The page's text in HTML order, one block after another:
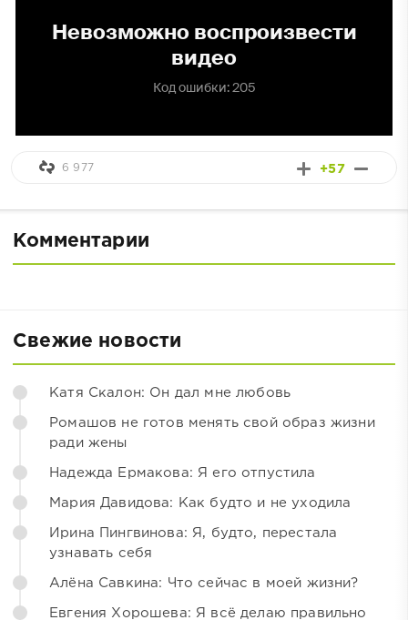
+57
6 977
Комментарии
Свежие новости
Катя Скалон: Он дал мне любовь
Ромашов не готов менять свой образ жизни
ради жены
Надежда Ермакова: Я его отпустила
Мария Давидова: Как будто и не уходила
Ирина Пингвинова: Я, будто, перестала
узнавать себя
Алёна Савкина: Что сейчас в моей жизни?
Евгения Хорошева: Я всё делаю правильно